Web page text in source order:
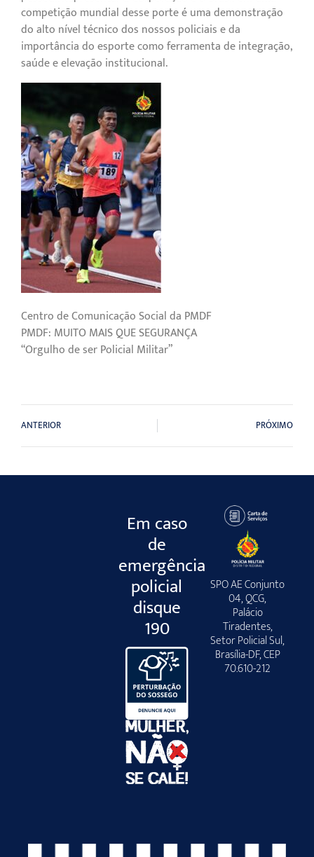
competição mundial desse porte é uma demonstração
do alto nível técnico dos nossos policiais e da
importância do esporte como ferramenta de integração,
saúde e elevação institucional.
Centro de Comunicação Social da PMDF
PMDF: MUITO MAIS QUE SEGURANÇA
“Orgulho de ser Policial Militar”
ANTERIOR PRÓXIMO
Em caso
de
emergência
policial
disque
190
SPO AE Conjunto
04, QCG,
Palácio
Tiradentes,
Setor Policial Sul,
Brasília-DF, CEP
70.610-212